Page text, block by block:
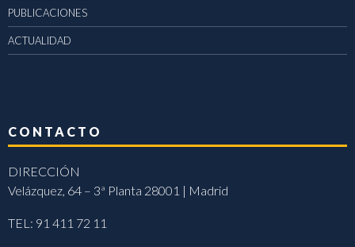
PUBLICACIONES
ACTUALIDAD
CONTACTO
DIRECCIÓN
Velázquez, 64 – 3ª Planta 28001 | Madrid
TEL: 91 411 72 11